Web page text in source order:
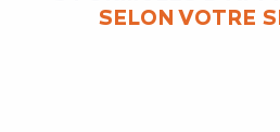
SELON VOTRE